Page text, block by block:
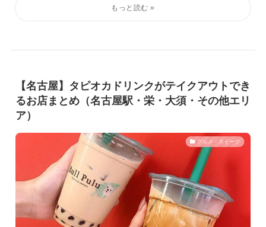
【名古屋】タピオカドリンクがテイクアウトでき
るお店まとめ（名古屋駅・栄・大須・その他エリ
ア）
グルメ・スイーツ